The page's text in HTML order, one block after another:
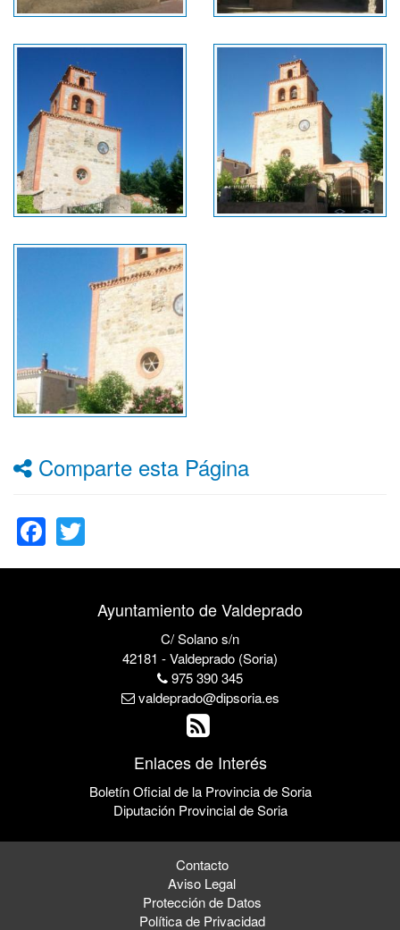
Comparte esta Página
Facebook
Ayuntamiento de Valdeprado
C/ Solano s/n
42181 - Valdeprado (Soria)
975 390 345
valdeprado@dipsoria.es
Enlaces de Interés
Boletín Oficial de la Provincia de Soria
Diputación Provincial de Soria
Contacto
Aviso Legal
Protección de Datos
Política de Privacidad